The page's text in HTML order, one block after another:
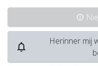
info
notifications_none
Herinner mij